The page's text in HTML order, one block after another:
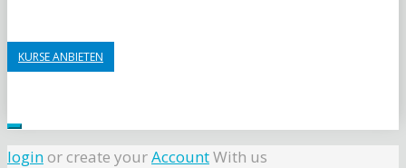
KURSE ANBIETEN
loginor create yourAccountWith us